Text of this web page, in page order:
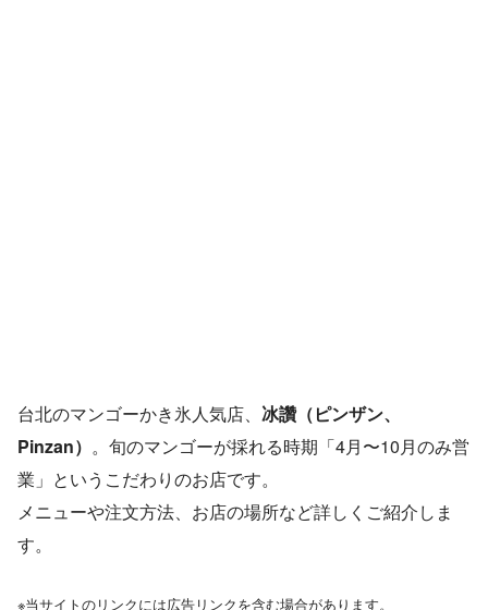
台北のマンゴーかき氷人気店、 冰讚（ピンザン、
Pinzan） 。旬のマンゴーが採れる時期「4月〜10月のみ営
業」というこだわりのお店です。
メニューや注文方法、お店の場所など詳しくご紹介しま
す。
※当サイトのリンクには広告リンクを含む場合があります。